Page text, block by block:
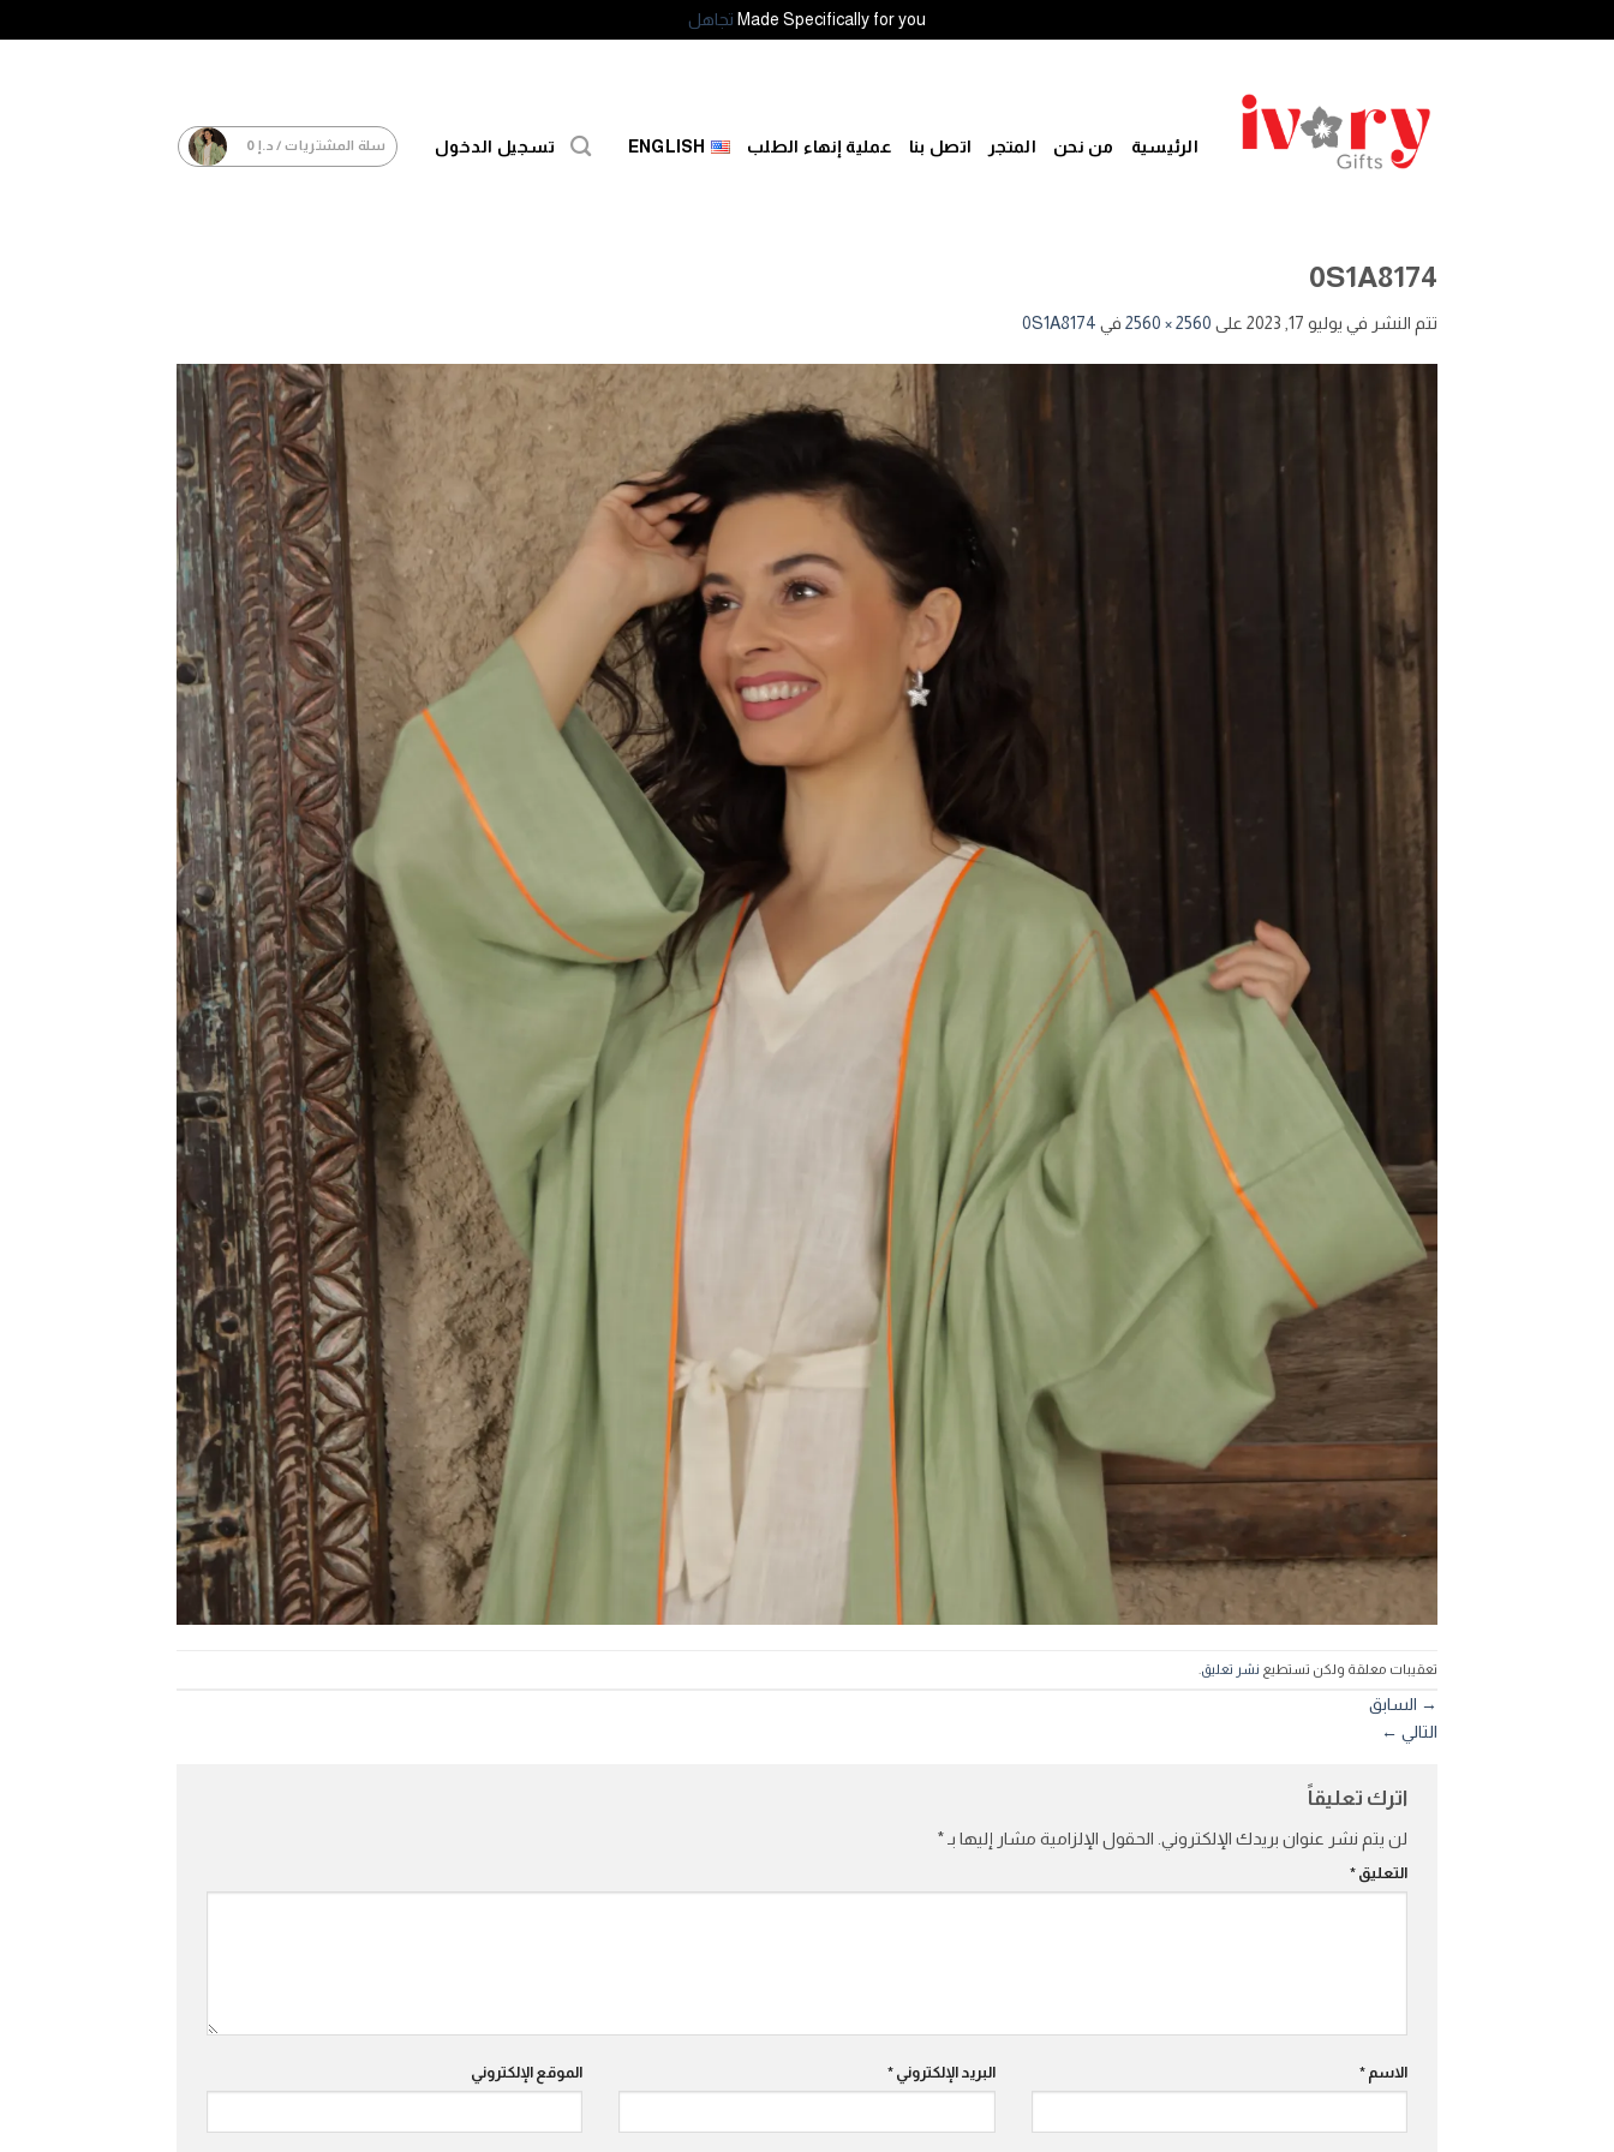
Made Specifically for you تجاهل
الرئيسية من نحن المتجر اتصل بنا عملية إنهاء الطلب ENGLISH تسجيل الدخول سلة المشتريات / د.إ0
0S1A8174
تتم النشر في يوليو 17, 2023 على 2560 × 2560 في 0S1A8174
تعقيبات معلقة ولكن تستطيع نشر تعليق
→ السابق
التالي ←
اترك تعليقاً
لن يتم نشر عنوان بريدك الإلكتروني. الحقول الإلزامية مشار إليها بـ *
التعليق *
الاسم * البريد الإلكتروني* الموقع الإلكتروني